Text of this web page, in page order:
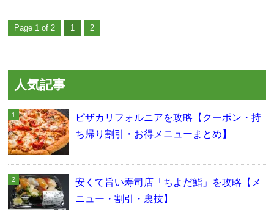
Page 1 of 2 1 2
人気記事
ピザカリフォルニアを攻略【クーポン・持
ち帰り割引・お得メニューまとめ】
安くて旨い寿司店「ちよだ鮨」を攻略【メ
ニュー・割引・裏技】